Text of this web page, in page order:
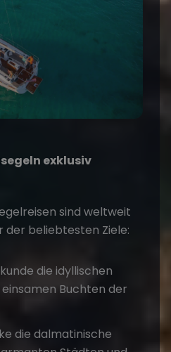
exklusiv
sind weltweit
der beliebtesten Ziele:
die idyllischen
Buchten der
die dalmatinische